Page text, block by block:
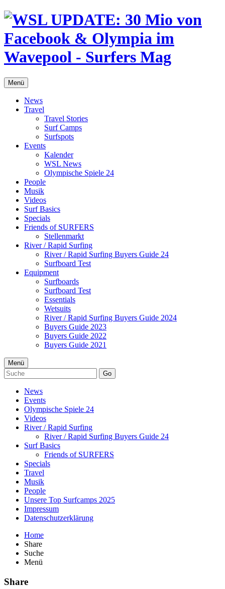
Menü
News
Travel
Travel Stories
Surf Camps
Surfspots
Events
Kalender
WSL News
Olympische Spiele 24
People
Musik
Videos
Surf Basics
Specials
Friends of SURFERS
Stellenmarkt
River / Rapid Surfing
River / Rapid Surfing Buyers Guide 24
Surfboard Test
Equipment
Surfboards
Surfboard Test
Essentials
Wetsuits
River / Rapid Surfing Buyers Guide 2024
Buyers Guide 2023
Buyers Guide 2022
Buyers Guide 2021
Menü
Go
News
Events
Olympische Spiele 24
Videos
River / Rapid Surfing
River / Rapid Surfing Buyers Guide 24
Surf Basics
Friends of SURFERS
Specials
Travel
Musik
People
Unsere Top Surfcamps 2025
Impressum
Datenschutzerklärung
Home
Share
Suche
Menü
Share